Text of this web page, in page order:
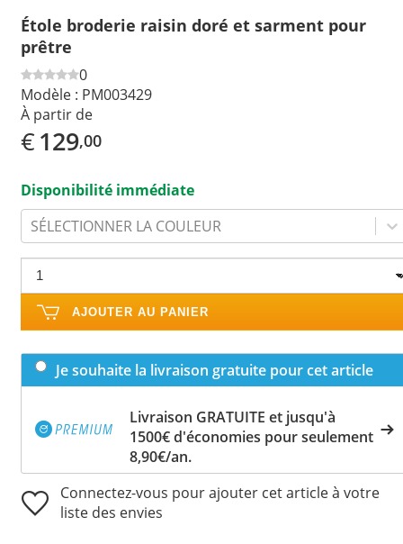
Étole broderie raisin doré et sarment pour
prêtre
0
Modèle : PM003429
À partir de
€129,00
Disponibilité immédiate
SÉLECTIONNER LA COULEUR
AJOUTER AU PANIER
Je souhaite la livraison gratuite pour cet article
Livraison GRATUITE et jusqu'à
1500€ d'économies pour seulement
8,90€/an.
Connectez-vous pour ajouter cet article à votre
liste des envies